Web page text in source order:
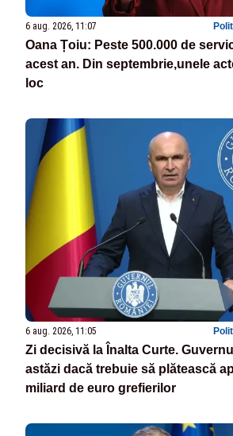
6 aug. 2026, 11:07
Oana Țoiu: Peste 500.000 de
acest an. Din septembrie,unele
loc
6 aug. 2026, 11:05
Zi decisivă la Înalta Curte.
astăzi dacă trebuie să plătească
miliard de euro grefierilor